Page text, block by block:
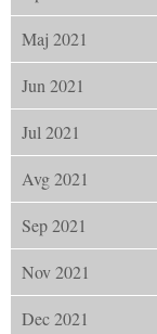
Maj 2021
Jun 2021
Jul 2021
Avg 2021
Sep 2021
Nov 2021
Dec 2021